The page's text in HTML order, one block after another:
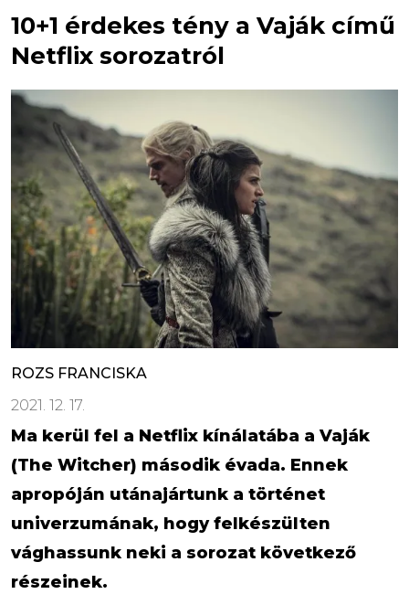
10+1 érdekes tény a Vaják című
Netflix sorozatról
ROZS FRANCISKA
2021. 12. 17.
Ma kerül fel a Netflix kínálatába a Vaják
(The Witcher) második évada. Ennek
apropóján utánajártunk a történet
univerzumának, hogy felkészülten
vághassunk neki a sorozat következő
részeinek.